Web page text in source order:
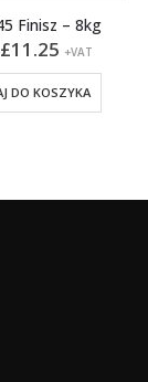
Finisz – 8kg
Pierwotna
wynosiła:
£13.64.
£11.25 Aktualna
wynosi:
£11.25.
+VAT
DO KOSZYKA